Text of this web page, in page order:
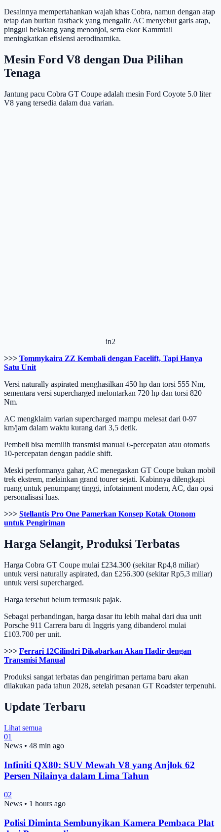
Desainnya mempertahankan wajah khas Cobra, namun dengan atap
tetap dan buritan fastback yang mengalir. AC menyebut garis atap,
pinggul belakang yang menonjol, serta ekor Kammtail
meningkatkan efisiensi aerodinamika.
Mesin Ford V8 dengan Dua Pilihan
Tenaga
Jantung pacu Cobra GT Coupe adalah mesin Ford Coyote 5.0 liter
V8 yang tersedia dalam dua varian.
in2
>>> Tommykaira ZZ Kembali dengan Facelift, Tapi Hanya
Satu Unit
Versi naturally aspirated menghasilkan 450 hp dan torsi 555 Nm,
sementara versi supercharged melontarkan 720 hp dan torsi 820
Nm.
AC mengklaim varian supercharged mampu melesat dari 0-97
km/jam dalam waktu kurang dari 3,5 detik.
Pembeli bisa memilih transmisi manual 6-percepatan atau otomatis
10-percepatan dengan paddle shift.
Meski performanya gahar, AC menegaskan GT Coupe bukan mobil
trek ekstrem, melainkan grand tourer sejati. Kabinnya dilengkapi
ruang untuk penumpang tinggi, infotainment modern, AC, dan opsi
personalisasi luas.
>>> Stellantis Pro One Pamerkan Konsep Kotak Otonom
untuk Pengiriman
Harga Selangit, Produksi Terbatas
Harga Cobra GT Coupe mulai £234.300 (sekitar Rp4,8 miliar)
untuk versi naturally aspirated, dan £256.300 (sekitar Rp5,3 miliar)
untuk versi supercharged.
Harga tersebut belum termasuk pajak.
Sebagai perbandingan, harga dasar itu lebih mahal dari dua unit
Porsche 911 Carrera baru di Inggris yang dibanderol mulai
£103.700 per unit.
>>> Ferrari 12Cilindri Dikabarkan Akan Hadir dengan
Transmisi Manual
Produksi sangat terbatas dan pengiriman pertama baru akan
dilakukan pada tahun 2028, setelah pesanan GT Roadster terpenuhi.
Update Terbaru
Lihat semua
01
News • 48 min ago
Infiniti QX80: SUV Mewah V8 yang Anjlok 62
Persen Nilainya dalam Lima Tahun
02
News • 1 hours ago
Polisi Diminta Sembunyikan Kamera Pembaca Plat